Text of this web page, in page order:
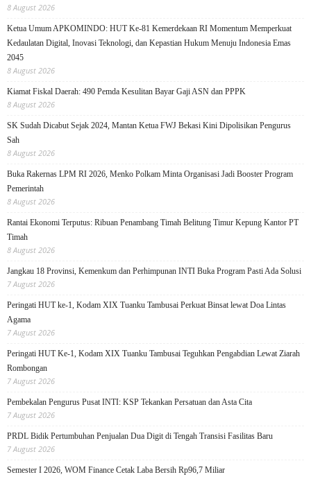
8 August 2026
Ketua Umum APKOMINDO: HUT Ke-81 Kemerdekaan RI Momentum Memperkuat
Kedaulatan Digital, Inovasi Teknologi, dan Kepastian Hukum Menuju Indonesia Emas
2045
8 August 2026
Kiamat Fiskal Daerah: 490 Pemda Kesulitan Bayar Gaji ASN dan PPPK
8 August 2026
SK Sudah Dicabut Sejak 2024, Mantan Ketua FWJ Bekasi Kini Dipolisikan Pengurus
Sah
8 August 2026
Buka Rakernas LPM RI 2026, Menko Polkam Minta Organisasi Jadi Booster Program
Pemerintah
8 August 2026
Rantai Ekonomi Terputus: Ribuan Penambang Timah Belitung Timur Kepung Kantor PT
Timah
8 August 2026
Jangkau 18 Provinsi, Kemenkum dan Perhimpunan INTI Buka Program Pasti Ada Solusi
7 August 2026
Peringati HUT ke-1, Kodam XIX Tuanku Tambusai Perkuat Binsat lewat Doa Lintas
Agama
7 August 2026
Peringati HUT Ke-1, Kodam XIX Tuanku Tambusai Teguhkan Pengabdian Lewat Ziarah
Rombongan
7 August 2026
Pembekalan Pengurus Pusat INTI: KSP Tekankan Persatuan dan Asta Cita
7 August 2026
PRDL Bidik Pertumbuhan Penjualan Dua Digit di Tengah Transisi Fasilitas Baru
7 August 2026
Semester I 2026, WOM Finance Cetak Laba Bersih Rp96,7 Miliar